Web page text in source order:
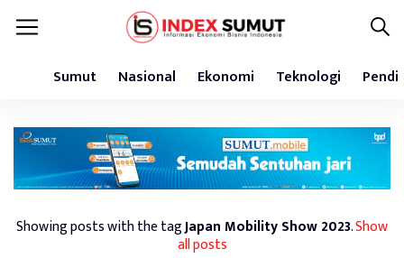
Sumut Nasional Ekonomi Teknologi
Showing posts with the tagJapan Mobility Show 2023.Show
all posts